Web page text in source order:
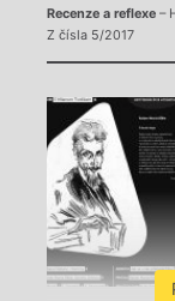
Recenze a reflexe–
Z čísla 5/2017